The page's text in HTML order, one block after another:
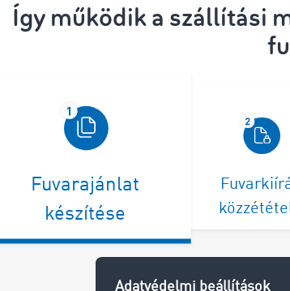
Így működik a szállítási
Fuvarajánlat
készítése